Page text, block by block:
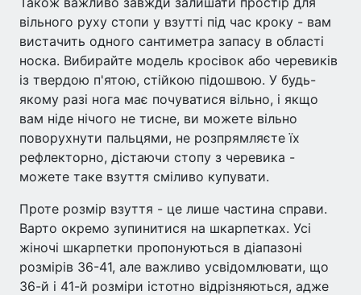
вільного руху стопи у взутті під час кроку - вам
вистачить одного сантиметра запасу в області
носка. Вибирайте модель кросівок або черевиків
із твердою п'ятою, стійкою підошвою. У будь-
якому разі нога має почуватися вільно, і якщо
вам ніде нічого не тисне, ви можете вільно
поворухнути пальцями, не розпрямляєте їх
рефлекторно, дістаючи стопу з черевика -
можете таке взуття сміливо купувати.
Проте розмір взуття - це лише частина справи.
Варто окремо зупинитися на шкарпетках. Усі
жіночі шкарпетки пропонуються в діапазоні
розмірів 36-41, але важливо усвідомлювати, що
36-й і 41-й розміри істотно відрізняються, адже